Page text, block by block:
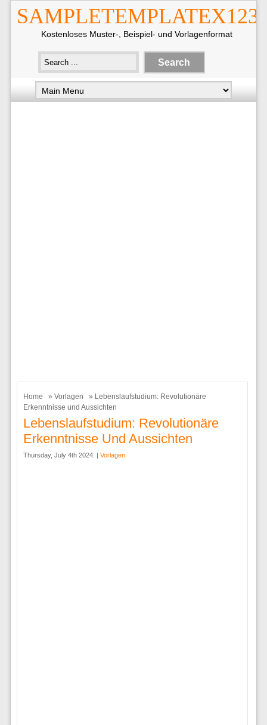
Kostenloses Muster-, Beispiel- und Vorlagenformat
Home » Vorlagen
» Lebenslaufstudium: Revolutionäre
Erkenntnisse und Aussichten
Lebenslaufstudium: Revolutionäre
Erkenntnisse Und Aussichten
Thursday, July 4th 2024. | Vorlagen